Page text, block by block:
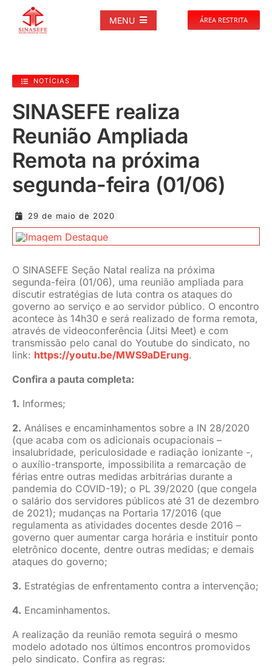
MENU
NOTÍCIAS
PUBLICAÇÕES
DOCUMENTOS
GALERIAS
JURÍDICO
CLUBE
ÁREA RESTRITA
NOTÍCIAS
SINASEFE realiza
Reunião Ampliada
Remota na próxima
segunda-feira (01/06)
29 de maio de 2020
O SINASEFE Seção Natal realiza na próxima
segunda-feira (01/06), uma reunião ampliada para
discutir estratégias de luta contra os ataques do
governo ao serviço e ao servidor público. O encontro
acontece às 14h30 e será realizado de forma remota,
através de videoconferência (Jitsi Meet) e com
transmissão pelo canal do Youtube do sindicato, no
link: https://youtu.be/MWS9aDErung.
Confira a pauta completa:
1. Informes;
2. Análises e encaminhamentos sobre a IN 28/2020
(que acaba com os adicionais ocupacionais –
insalubridade, periculosidade e radiação ionizante -,
o auxílio-transporte, impossibilita a remarcação de
férias entre outras medidas arbitrárias durante a
pandemia do COVID-19); o PL 39/2020 (que congela
o salário dos servidores públicos até 31 de dezembro
de 2021); mudanças na Portaria 17/2016 (que
regulamenta as atividades docentes desde 2016 –
governo quer aumentar carga horária e instituir ponto
eletrônico docente, dentre outras medidas; e demais
ataques do governo;
3. Estratégias de enfrentamento contra a intervenção;
4. Encaminhamentos.
A realização da reunião remota seguirá o mesmo
modelo adotado nos últimos encontros promovidos
pelo sindicato. Confira as regras: